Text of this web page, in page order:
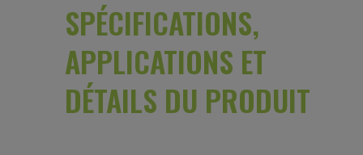
SPÉCIFICATIONS,
APPLICATIONS ET
DÉTAILS DU PRODUIT